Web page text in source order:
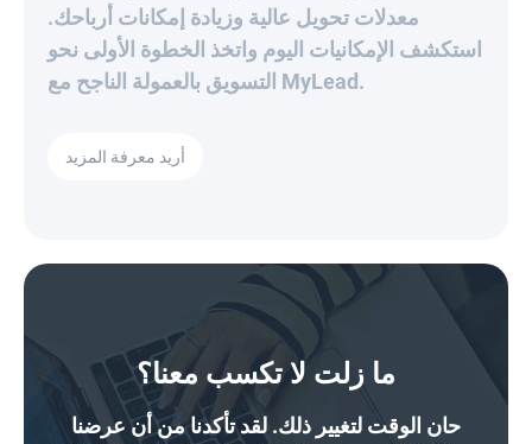
معدلات تحويل عالية وزيادة إمكانات أرباحك.
استكشف الإمكانيات اليوم واتخذ الخطوة الأولى نحو
التسويق بالعمولة الناجح مع MyLead.
أريد معرفة المزيد
ما زلت لا تكسب معنا؟
حان الوقت لتغيير ذلك. لقد تأكدنا من أن عرضنا